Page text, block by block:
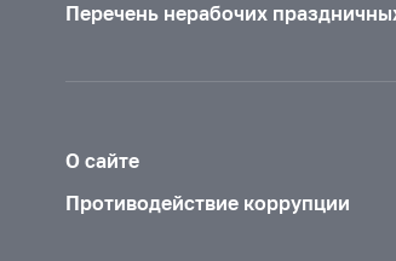
Перечень нерабочих
О сайте
Противодействие коррупции